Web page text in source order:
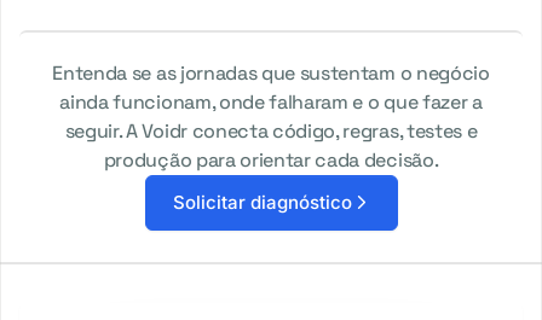
Entenda se as jornadas que sustentam o negócio
ainda funcionam, onde falharam e o que fazer a
seguir. A Voidr conecta código, regras, testes e
produção para orientar cada decisão.
Solicitar diagnóstico